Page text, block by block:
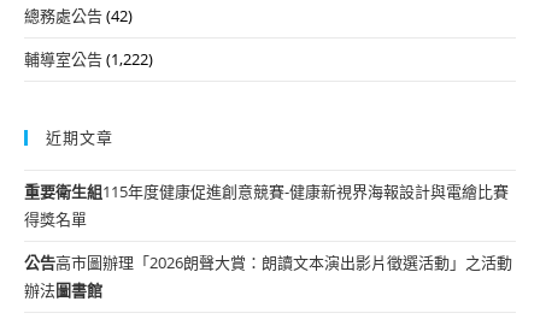
總務處公告(42)
輔導室公告(1,222)
近期文章
重要衛生組115年度健康促進創意競賽-健康新視界海報設計與電繪比賽
得獎名單
公告高市圖辦理「2026朗聲大賞：朗讀文本演出影片徵選活動」之活動
辦法圖書館